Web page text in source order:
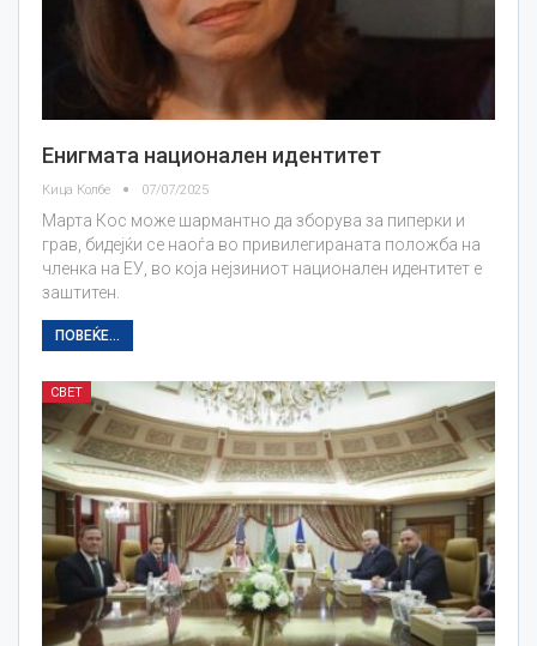
Енигмата национален идентитет
Кица Колбе 07/07/2025
Марта Кос може шармантно да зборува за пиперки и
грав, бидејќи се наоѓа во привилегираната положба на
членка на ЕУ, во која нејзиниот национален идентитет е
заштитен.
ПОВЕЌЕ...
СВЕТ